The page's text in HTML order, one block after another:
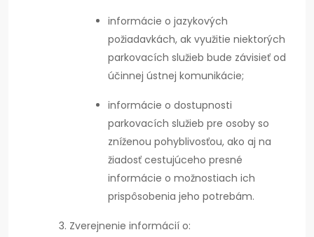
informácie o jazykových
požiadavkách, ak využitie niektorých
parkovacích služieb bude závisieť od
účinnej ústnej komunikácie;
informácie o dostupnosti
parkovacích služieb pre osoby so
zníženou pohyblivosťou, ako aj na
žiadosť cestujúceho presné
informácie o možnostiach ich
prispôsobenia jeho potrebám.
Zverejnenie informácií o: